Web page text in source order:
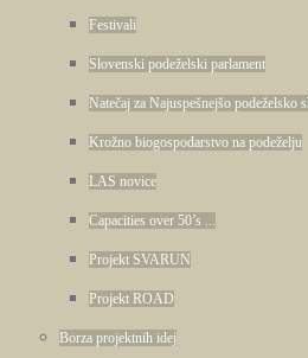
Festivali
Slovenski podeželski parlament
Natečaj za Najuspešnejšo podeželsko
Krožno biogospodarstvo na podeželju
LAS novice
Capacities over 50’s ...
Projekt SVARUN
Projekt ROAD
Borza projektnih idej